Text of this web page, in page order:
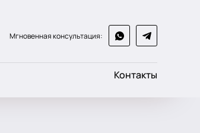
Мгновенная консультация:
Контакты